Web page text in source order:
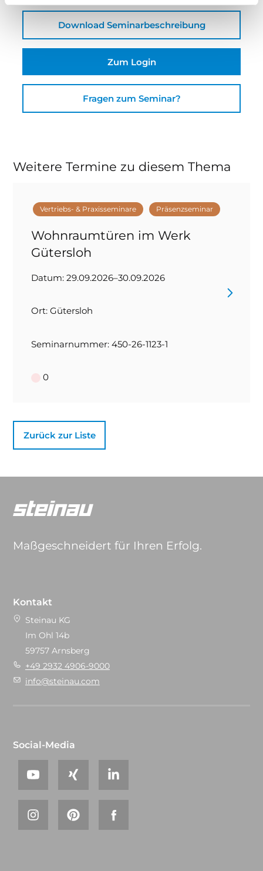
Download Seminarbeschreibung
Zum Login
Fragen zum Seminar?
Weitere Termine zu diesem Thema
Vertriebs- & Praxisseminare Präsenzseminar
Wohnraumtüren im Werk
Gütersloh
Datum: 29.09.2026–30.09.2026
Ort: Gütersloh
Seminarnummer: 450-26-1123-1
0
Zurück zur Liste
Maßgeschneidert für Ihren Erfolg.
Kontakt
Steinau KG
Im Ohl 14b
59757 Arnsberg
+49 2932 4906-9000
info@steinau.com
Social-Media